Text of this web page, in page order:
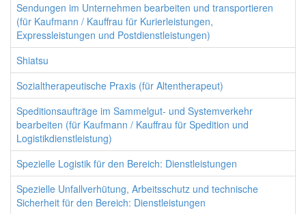
Sendungen im Unternehmen bearbeiten und transportieren
(für Kaufmann / Kauffrau für Kurierleistungen,
Expressleistungen und Postdienstleistungen)
Shiatsu
Sozialtherapeutische Praxis (für Altentherapeut)
Speditionsaufträge im Sammelgut- und Systemverkehr
bearbeiten (für Kaufmann / Kauffrau für Spedition und
Logistikdienstleistung)
Spezielle Logistik für den Bereich: Dienstleistungen
Spezielle Unfallverhütung, Arbeitsschutz und technische
Sicherheit für den Bereich: Dienstleistungen